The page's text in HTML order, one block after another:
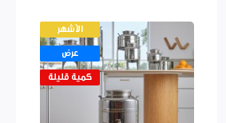
الأشهر
عرض
كمية قليلة